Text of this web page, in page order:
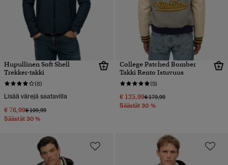
Hupullinen Soft Shell
Trekker-takki
(8)
Lisää värejä saatavilla
€ 76,99Hinta alennettu hinnasta
€ 109,99hintaan
Säästät 30 %
College Patched Bomber
Takki Rento Istuvuus
(5)
€ 125,99Hinta alennettu hinnasta
€ 179,99hintaan
Säästät 30 %